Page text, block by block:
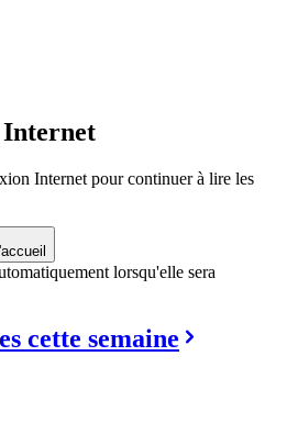
Internet
Internet pour continuer à lire les
lorsqu'elle sera
cette semaine